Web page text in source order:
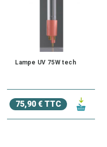
Lampe UV 75W tech
75,90 € TTC